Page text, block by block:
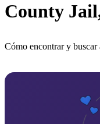
County
Cómo encontrar y buscar